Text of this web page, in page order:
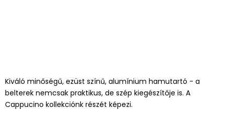
Kiváló minőségű, ezüst színű, alumínium hamutartó - a
belterek nemcsak praktikus, de szép kiegészítője is. A
Cappucino kollekciónk részét képezi.